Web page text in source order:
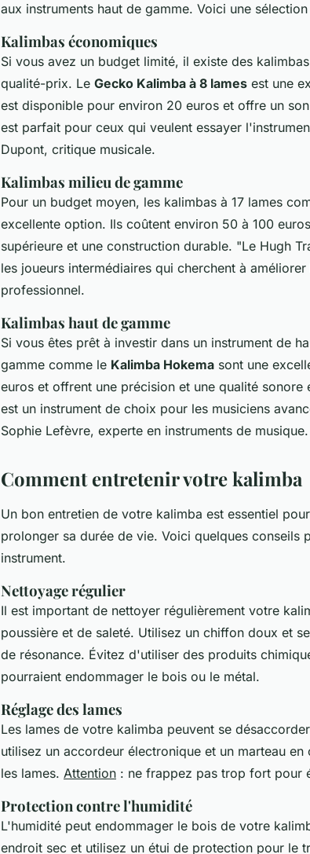
aux instruments haut de gamme. Voici une
Kalimbas économiques
Si vous avez un budget limité, il existe des
qualité-prix. Le Gecko Kalimba à 8 lames est une
est disponible pour environ 20 euros et offre un
est parfait pour ceux qui veulent essayer
Dupont, critique musicale.
Kalimbas milieu de gamme
Pour un budget moyen, les kalimbas à 17 lames
excellente option. Ils coûtent environ 50 à 100
supérieure et une construction durable. "Le Hugh
les joueurs intermédiaires qui cherchent à améliorer
professionnel.
Kalimbas haut de gamme
Si vous êtes prêt à investir dans un instrument de
gamme comme le Kalimba Hokema sont une
euros et offrent une précision et une qualité sonore
est un instrument de choix pour les musiciens
Sophie Lefèvre, experte en instruments de musique.
Comment entretenir votre kalimba
Un bon entretien de votre kalimba est essentiel
prolonger sa durée de vie. Voici quelques conseils
instrument.
Nettoyage régulier
Il est important de nettoyer régulièrement votre
poussière et de saleté. Utilisez un chiffon doux et
de résonance. Évitez d'utiliser des produits
pourraient endommager le bois ou le métal.
Réglage des lames
Les lames de votre kalimba peuvent se
utilisez un accordeur électronique et un marteau
les lames. Attention : ne frappez pas trop fort pour
Protection contre l'humidité
L'humidité peut endommager le bois de votre
endroit sec et utilisez un étui de protection pour le